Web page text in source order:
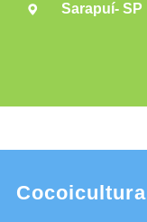
Sarapuí- SP
Cocoicultura